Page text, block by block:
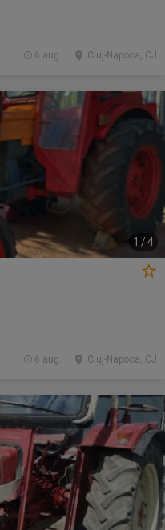
Cluj-Napoca, CJ
6 aug.
1 /4
Cluj-Napoca, CJ
6 aug.